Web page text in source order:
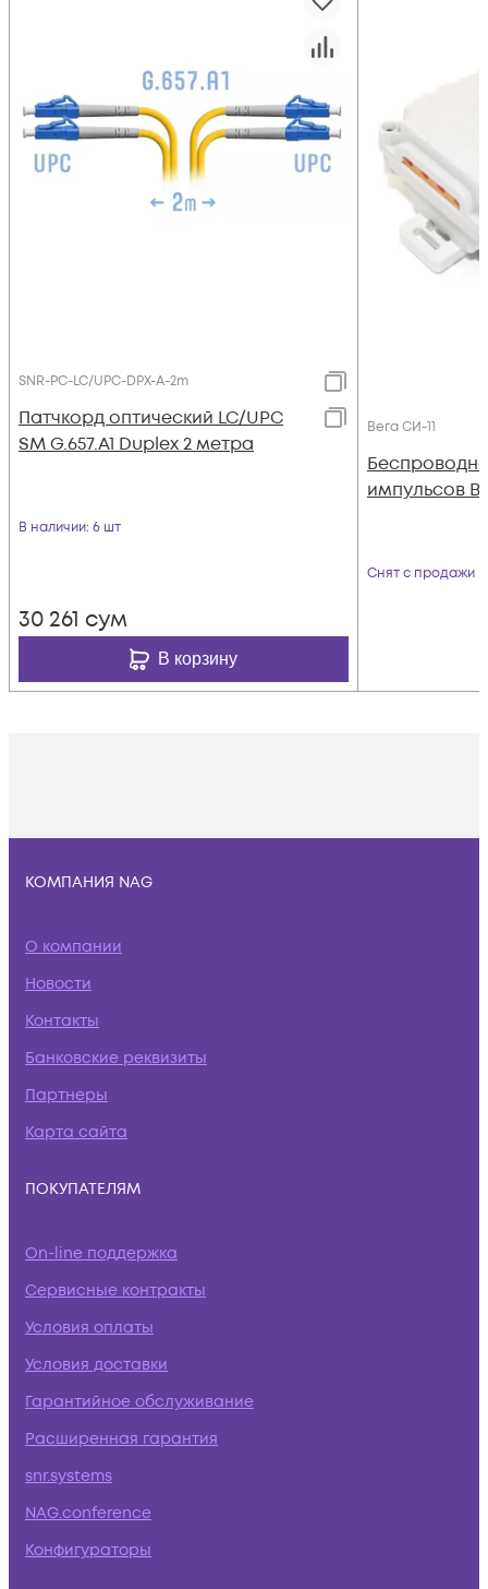
SNR-PC-LC/UPC-DPX-A-2m
Патчкорд оптический LC/UPC
SM G.657.A1 Duplex 2 метра
В наличии: 6 шт
30 261 сум
В корзину
Вега СИ-11
импульсов
Снят с продажи
КОМПАНИЯ NAG
О компании
Новости
Контакты
Банковские реквизиты
Партнеры
Карта сайта
ПОКУПАТЕЛЯМ
On-line поддержка
Сервисные контракты
Условия оплаты
Условия доставки
Гарантийное обслуживание
Расширенная гарантия
snr.systems
NAG.conference
Конфигураторы